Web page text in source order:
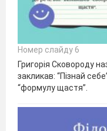
Номер слайду 6
Григорія Сковороду
закликав: “Пізнай
“формулу щастя”.